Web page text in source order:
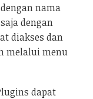
nama
dengan
diakses dan
melalui menu
dapat